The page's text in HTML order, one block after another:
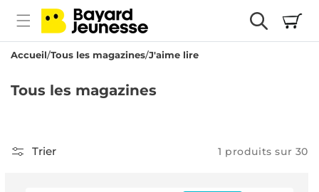
passer
au
contenu
Panier
Accueil Tous les magazines J'aime lire
C
l
Tous les magazines
Trier 1 produits sur 30